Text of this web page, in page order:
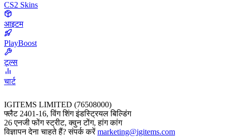
CS2 Skins
आइटम
PlayBoost
टूल्स
चार्ट
IGITEMS LIMITED (76508000)
फ्लैट 2401-16, विंग शिंग इंडस्ट्रियल बिल्डिंग
26 एनजी फोंग स्ट्रीट, क्वुन टोंग, हांग कांग
विज्ञापन देना चाहते हैं? संपर्क करेंmarketing@igitems.com